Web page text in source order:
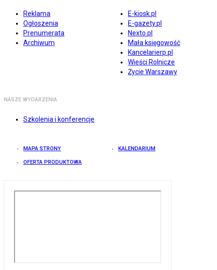
Reklama
Ogłoszenia
Prenumerata
Archiwum
E-kiosk.pl
E-gazety.pl
Nexto.pl
Mała księgowość
Kancelarierp.pl
Wieści Rolnicze
Życie Warszawy
NASZE WYDARZENIA
Szkolenia i konferencje
MAPA STRONY KALENDARIUM
OFERTA PRODUKTOWA